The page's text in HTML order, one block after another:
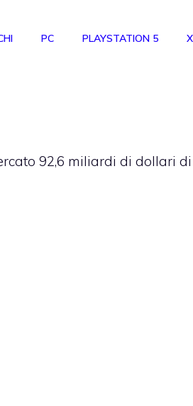
PC PLAYSTATION 5
92,6 miliardi di dollari di